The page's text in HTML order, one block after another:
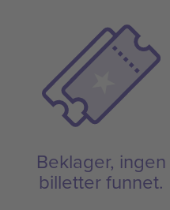
Beklager, ingen
billetter funnet.